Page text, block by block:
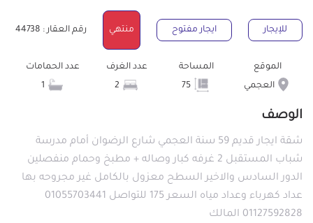
للإيجار ايجار مفتوح منتهي رقم العقار : 44738
الموقع
العجمي
المساحة
عدد الغرف
عدد الحمامات
الوصف
شقة ايجار قديم 59 سنة العجمي شارع الرضوان أمام مدرسة
شباب المستقبل 2 غرفه كبار وصاله + مطبخ وحمام منفصلين
الدور السادس والاخير السطح معزول بالكامل غير مجروحه بها
عداد كهرباء وعداد مياه السعر 175 للتواصل 01055703441
01127592828 المالك